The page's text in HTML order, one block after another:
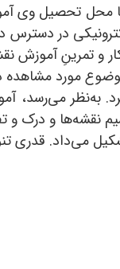
محل تحصیل وی
در
تمرینِ آموزش
مشاهده در
به‌نظر می‌رسد،
نقشه‌ها و درک
می‌داد. قدری